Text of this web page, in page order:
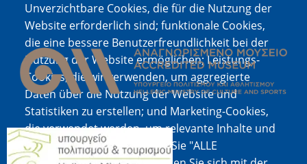
Unverzichtbare Cookies, die für die Nutzung der
Website erforderlich sind; funktionale Cookies,
die eine bessere Benutzerfreundlichkeit bei der
Nutzung der Website ermöglichen; Leistungs-
Cookies, die wir verwenden, um aggregierte
Daten über die Nutzung der Website und
Statistiken zu erstellen; und Marketing-Cookies,
die verwendet werden, um relevante Inhalte und
Werbung anzuzeigen. Wenn Sie "ALLE
Bild
Bild